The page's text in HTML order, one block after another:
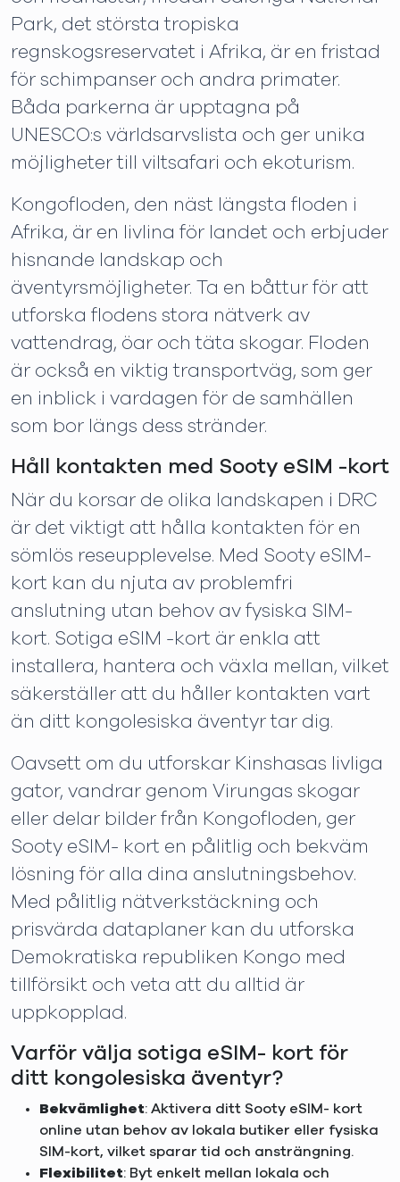
Park, det största tropiska
regnskogsreservatet i Afrika, är en fristad
för schimpanser och andra primater.
Båda parkerna är upptagna på
UNESCO:s världsarvslista och ger unika
möjligheter till viltsafari och ekoturism.
Kongofloden, den näst längsta floden i
Afrika, är en livlina för landet och erbjuder
hisnande landskap och
äventyrsmöjligheter. Ta en båttur för att
utforska flodens stora nätverk av
vattendrag, öar och täta skogar. Floden
är också en viktig transportväg, som ger
en inblick i vardagen för de samhällen
som bor längs dess stränder.
Håll kontakten med Sooty eSIM -kort
När du korsar de olika landskapen i DRC
är det viktigt att hålla kontakten för en
sömlös reseupplevelse. Med Sooty eSIM-
kort kan du njuta av problemfri
anslutning utan behov av fysiska SIM-
kort. Sotiga eSIM -kort är enkla att
installera, hantera och växla mellan, vilket
säkerställer att du håller kontakten vart
än ditt kongolesiska äventyr tar dig.
Oavsett om du utforskar Kinshasas livliga
gator, vandrar genom Virungas skogar
eller delar bilder från Kongofloden, ger
Sooty eSIM- kort en pålitlig och bekväm
lösning för alla dina anslutningsbehov.
Med pålitlig nätverkstäckning och
prisvärda dataplaner kan du utforska
Demokratiska republiken Kongo med
tillförsikt och veta att du alltid är
uppkopplad.
Varför välja sotiga eSIM- kort för
ditt kongolesiska äventyr?
Bekvämlighet: Aktivera ditt Sooty eSIM- kort
online utan behov av lokala butiker eller fysiska
SIM-kort, vilket sparar tid och ansträngning.
Flexibilitet: Byt enkelt mellan lokala och